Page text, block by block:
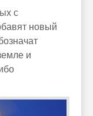
с
новый
и